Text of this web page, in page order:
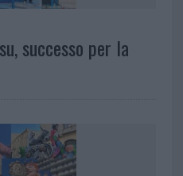
successo per la